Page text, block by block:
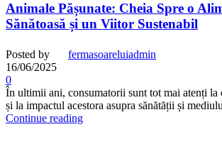
Animale Pășunate: Cheia Spre o
Sănătoasă și un Viitor Sustenabil
Posted by
fermasoareluiadmin
16/06/2025
0
În ultimii ani, consumatorii sunt tot mai atenți la
și la impactul acestora asupra sănătății și
Continue reading